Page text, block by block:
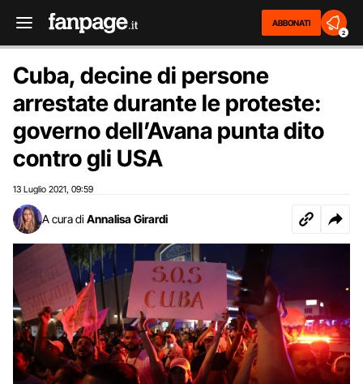
ABBONATI
2
Cuba, decine di persone
arrestate durante le proteste:
governo dell’Avana punta dito
contro gli USA
13 Luglio 2021 09:59
A cura di Annalisa Girardi